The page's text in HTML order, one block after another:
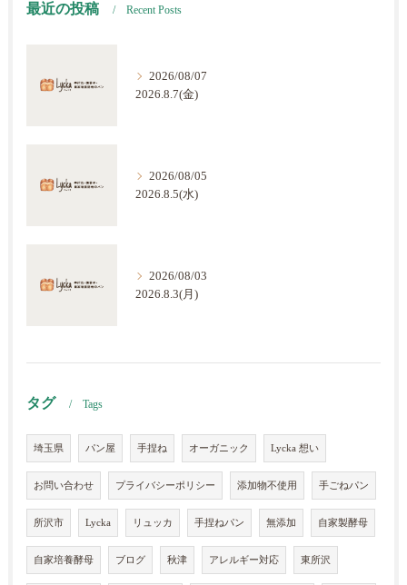
最近の投稿 Recent Posts
2026/08/07
2026.8.7(金)
2026/08/05
2026.8.5(水)
2026/08/03
2026.8.3(月)
タグ Tags
埼玉県 パン屋 手捏ね オーガニック Lycka 想い
お問い合わせ プライバシーポリシー 添加物不使用 手ごねパン
所沢市 Lycka リュッカ 手捏ねパン 無添加 自家製酵母
自家培養酵母 ブログ 秋津 アレルギー対応 東所沢